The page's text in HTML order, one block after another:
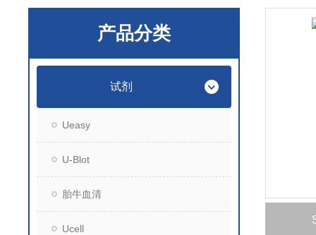
产品分类
试剂
Ueasy
U-Blot
胎牛血清
Ucell